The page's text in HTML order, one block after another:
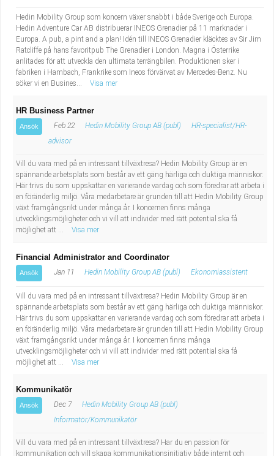
Hedin Mobility Group som koncern växer snabbt i både Sverige och Europa.
Hedin Adventure Car AB distribuerar INEOS Grenadier på 11 marknader i
Europa. A pub, a pint and a plan! Idén till INEOS Grenadier kläcktes av Sir Jim
Ratcliffe på hans favoritpub The Grenadier i London. Magna i Österrike
anlitades för att utveckla den ultimata terrängbilen. Produktionen sker i
fabriken i Hambach, Frankrike som Ineos förvärvat av Mercedes-Benz. Nu
söker vi en Busines...
Visa mer
HR Business Partner
Ansök Feb 22 Hedin Mobility Group AB (publ)
HR-specialist/HR-
advisor
Vill du vara med på en intressant tillväxtresa? Hedin Mobility Group är en
spännande arbetsplats som består av ett gäng härliga och duktiga människor.
Här trivs du som uppskattar en varierande vardag och som föredrar att arbeta i
en föränderlig miljö. Våra medarbetare är grunden till att Hedin Mobility Group
växt framgångsrikt under många år. I koncernen finns många
utvecklingsmöjligheter och vi vill att individer med rätt potential ska få
möjlighet att ...
Visa mer
Financial Administrator and Coordinator
Ansök Jan 11 Hedin Mobility Group AB (publ) Ekonomiassistent
Vill du vara med på en intressant tillväxtresa? Hedin Mobility Group är en
spännande arbetsplats som består av ett gäng härliga och duktiga människor.
Här trivs du som uppskattar en varierande vardag och som föredrar att arbeta i
en föränderlig miljö. Våra medarbetare är grunden till att Hedin Mobility Group
växt framgångsrikt under många år. I koncernen finns många
utvecklingsmöjligheter och vi vill att individer med rätt potential ska få
möjlighet att ...
Visa mer
Kommunikatör
Ansök Dec 7
Hedin Mobility Group AB (publ)
Informatör/Kommunikatör
Vill du vara med på en intressant tillväxtresa? Har du en passion för
kommunikation och vill skapa kommunikationsinitiativ både internt och